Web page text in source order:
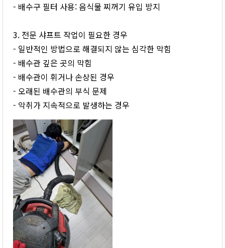
- 배수구 필터 사용: 음식물 찌꺼기 유입 방지
3. 전문 샤프트 작업이 필요한 경우
- 일반적인 방법으로 해결되지 않는 심각한 막힘
- 배수관 깊은 곳의 막힘
- 배수관이 휘거나 손상된 경우
- 오래된 배수관의 부식 문제
- 악취가 지속적으로 발생하는 경우